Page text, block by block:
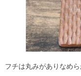
フチは丸みがありなめ